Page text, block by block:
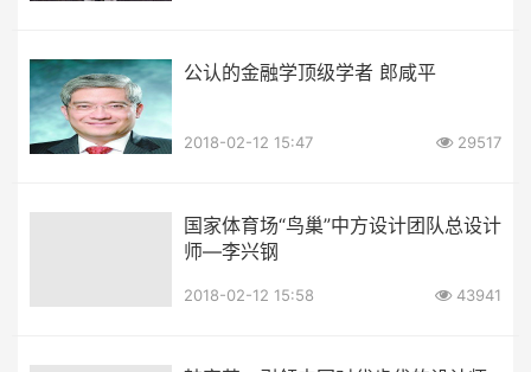
公认的金融学顶级学者 郎咸平
2018-02-12 15:47 29517
国家体育场“鸟巢”中方设计团队总设计
师—李兴钢
2018-02-12 15:58 43941